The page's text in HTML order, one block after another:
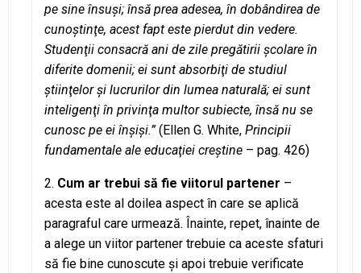
pe sine însuşi; însă prea adesea, în dobândirea de
cunoştinţe, acest fapt este pierdut din vedere.
Studenţii consacră ani de zile pregătirii şcolare în
diferite domenii; ei sunt absorbiţi de studiul
ştiinţelor şi lucrurilor din lumea naturală; ei sunt
inteligenţi în privinţa multor subiecte, însă nu se
cunosc pe ei înşişi.”(Ellen G. White, Principii
fundamentale ale educaţiei creştine – pag. 426)
2. Cum ar trebui să fie viitorul partener –
acesta este al doilea aspect în care se aplică
paragraful care urmează. Înainte, repet, înainte de
a alege un viitor partener trebuie ca aceste sfaturi
să fie bine cunoscute şi apoi trebuie verificate